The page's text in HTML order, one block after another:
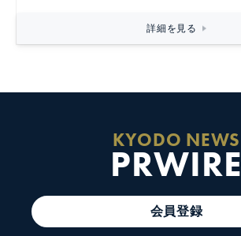
詳細を見る
KYODO NEWS
PRWIRE
会員登録